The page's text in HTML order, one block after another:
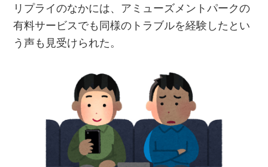
リプライのなかには、アミューズメントパークの
有料サービスでも同様のトラブルを経験したとい
う声も見受けられた。